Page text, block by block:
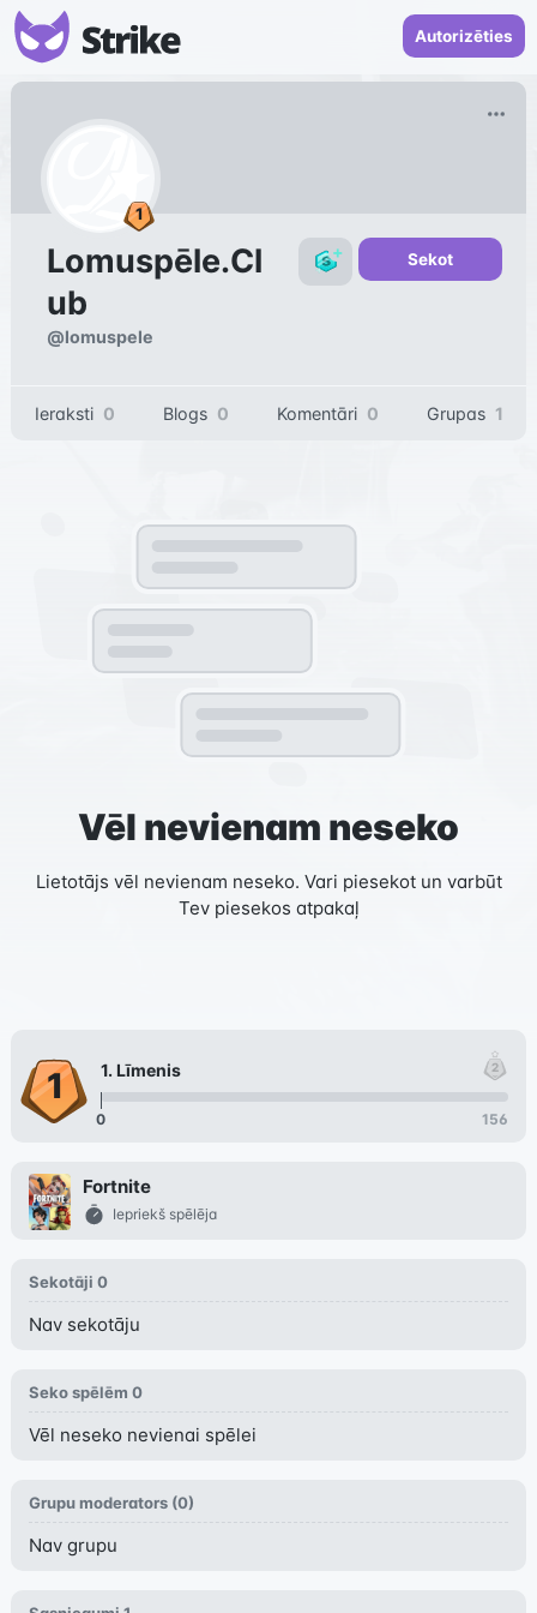
Autorizēties
Lomuspēle.Cl
ub
@lomuspele
Sekot
Ieraksti 0 Blogs 0 Komentāri 0 Grupas 1
Vēl nevienam neseko
Lietotājs vēl nevienam neseko. Vari piesekot un varbūt
Tev piesekos atpakaļ
1. Līmenis
156
0
Fortnite
Iepriekš spēlēja
Sekotāji 0
Nav sekotāju
Seko spēlēm 0
Vēl neseko nevienai spēlei
Grupu moderators (0)
Nav grupu